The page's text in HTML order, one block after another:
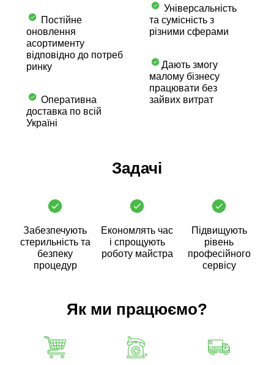
Постійне
оновлення
асортименту
відповідно до потреб
ринку
Оперативна
доставка по всій
Україні
Універсальність
та сумісність з
різними сферами
Дають змогу
малому бізнесу
працювати без
зайвих витрат
Задачі
Забезпечують
стерильність та
безпеку
процедур
Економлять час
і спрощують
роботу майстра
Підвищують
рівень
професійного
сервісу
Як ми працюємо?